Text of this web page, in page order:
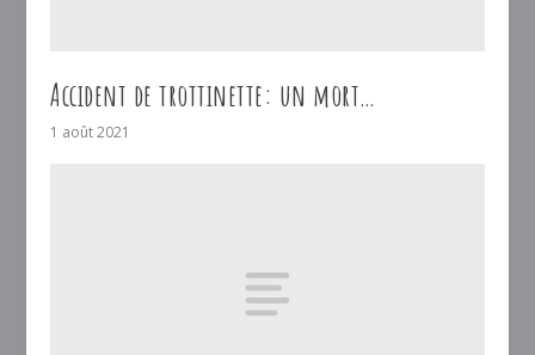
Accident de trottinette: un mort…
1 août 2021